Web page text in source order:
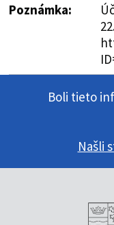
Poznámka:
Boli tieto
Našli